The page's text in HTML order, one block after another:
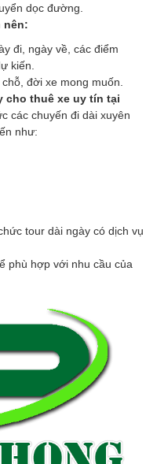
dọc đường.
nên:
đi, ngày về, các điểm
kiến.
đời xe mong muốn.
cho thuê xe uy tín tại
các chuyến đi dài xuyên
như:
tour dài ngày có dịch vụ
phù hợp với nhu cầu của